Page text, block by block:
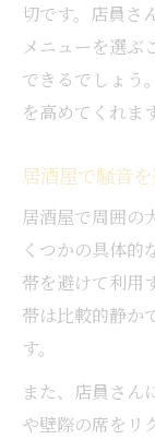
切です。店員さ
メニューを選ぶ
できるでしょう
を高めてくれます
居酒屋で騒音
居酒屋で周囲の
くつかの具体的
帯を避けて利用
帯は比較的静か
す。
また、店員さん
や壁際の席をリ